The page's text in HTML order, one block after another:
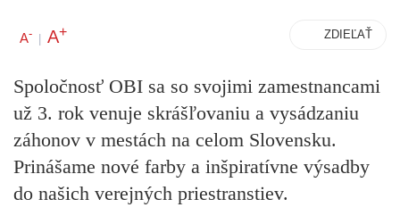
A- | A+ ZDIEĽAŤ
Spoločnosť OBI sa so svojimi zamestnancami
už 3. rok venuje skrášľovaniu a vysádzaniu
záhonov v mestách na celom Slovensku.
Prinášame nové farby a inšpiratívne výsadby
do našich verejných priestranstiev.